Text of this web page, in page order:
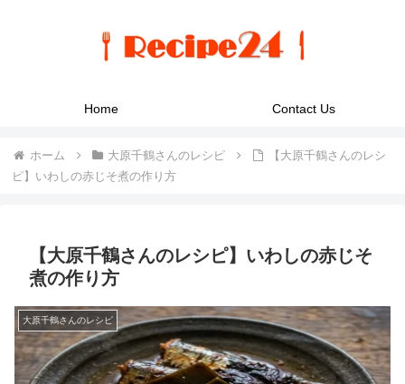
Home Contact Us
ホーム 大原千鶴さんのレシピ
【大原千鶴さんのレシ
ピ】いわしの赤じそ煮の作り方
【大原千鶴さんのレシピ】いわしの赤じそ
煮の作り方
大原千鶴さんのレシピ